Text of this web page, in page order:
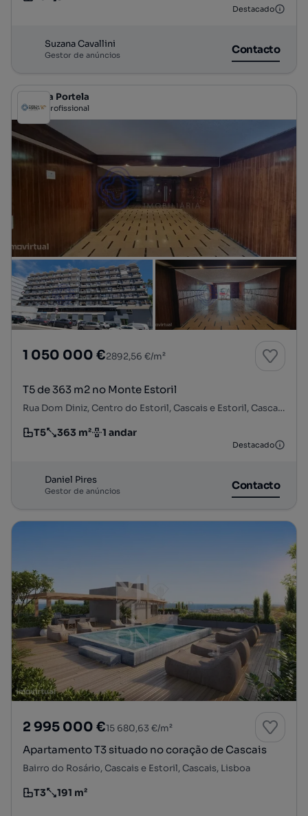
Destacado
Suzana Cavallini
Gestor de anúncios Contacto
Casa da Portela
Profissional
1 050 000 €2892,56 €/m²
T5 de 363 m2 no Monte Estoril
Rua Dom Diniz, Centro do Estoril, Cascais e Estoril, Cascais, Lisboa
Tipologia
T5
Preço por metro quadrado
363 m²
Andar 1 andar
Destacado
Daniel Pires
Gestor de anúncios Contacto
2 995 000 €15 680,63 €/m²
Apartamento T3 situado no coração de Cascais
Bairro do Rosário, Cascais e Estoril, Cascais, Lisboa
Tipologia
T3
Preço por metro quadrado
191 m²